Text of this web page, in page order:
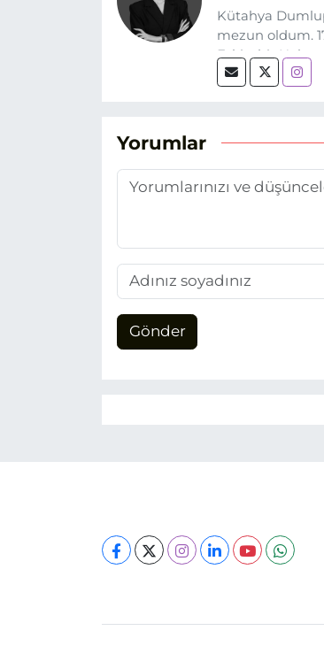
Kütahya
mezun oldum.
Eskişehir Haber
biri olan merak
Yorumlar
Gönder